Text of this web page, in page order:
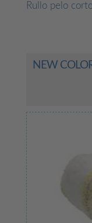
Rullo pelo
NEW